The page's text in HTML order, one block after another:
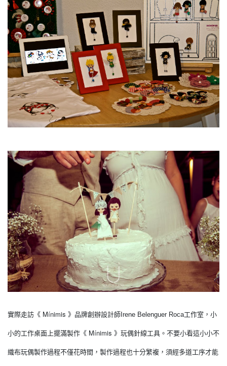
實際走訪 《 Mínimis 》 品牌創辦設計師Irene Belenguer Roca工作室，小
小的工作桌面上擺滿製作 《 Mínimis 》 玩偶針線工具。不要小看這小小不
織布玩偶製作過程不僅花時間，製作過程也十分繁複，須經多道工序才能